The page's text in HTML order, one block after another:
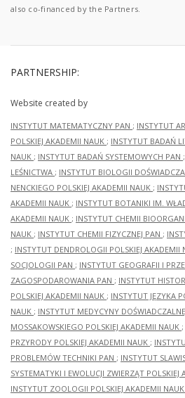
also co-financed by the Partners.
PARTNERSHIP:
Website created by
INSTYTUT MATEMATYCZNY PAN ; INSTYTUT
POLSKIEJ AKADEMII NAUK ; INSTYTUT BADAŃ
NAUK ; INSTYTUT BADAŃ SYSTEMOWYCH PAN ;
LEŚNICTWA ; INSTYTUT BIOLOGII
NENCKIEGO POLSKIEJ AKADEMII NAUK ;
AKADEMII NAUK ; INSTYTUT BOTANIKI IM.
AKADEMII NAUK ; INSTYTUT CHEMII
NAUK ; INSTYTUT CHEMII FIZYCZNEJ PAN ;
; INSTYTUT DENDROLOGII POLSKIEJ AKADEMII
SOCJOLOGII PAN ; INSTYTUT GEOGRAFII I
ZAGOSPODAROWANIA PAN ; INSTYTUT
POLSKIEJ AKADEMII NAUK ; INSTYTUT JĘZYKA
NAUK ; INSTYTUT MEDYCYNY
MOSSAKOWSKIEGO POLSKIEJ AKADEMII NAUK ;
PRZYRODY POLSKIEJ AKADEMII NAUK ;
PROBLEMÓW TECHNIKI PAN ; INSTYTUT
SYSTEMATYKI I EWOLUCJI ZWIERZĄT POLSKIEJ
INSTYTUT ZOOLOGII POLSKIEJ AKADEMII NAUK